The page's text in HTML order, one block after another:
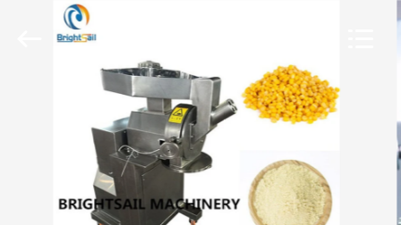
ПРОДУКТЫ
РОЛИКИ